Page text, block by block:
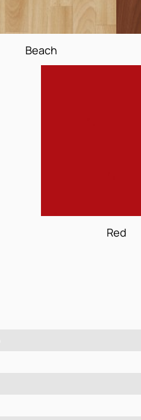
Beach
Red